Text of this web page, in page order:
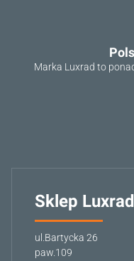
Marka Luxrad to
Sklep Luxrad
ul.Bartycka 26
paw.109